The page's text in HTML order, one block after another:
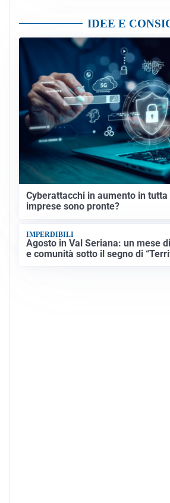
IDEE E
Cyberattacchi in aumento in
imprese sono pronte?
IMPERDIBILI
Agosto in Val Seriana: un mese
e comunità sotto il segno di